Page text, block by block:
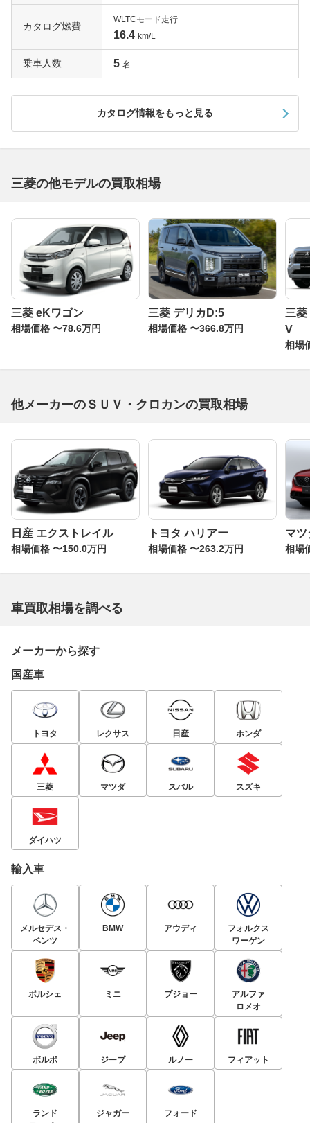
カタログ燃費
WLTCモード走行
16.4 km/L
乗車人数 5 名
カタログ情報をもっと見る
三菱の他モデルの買取相場
三菱 eKワゴン
相場価格 〜78.6万円
三菱 デリカD:5
相場価格 〜366.8万円
三
V
相場
他メーカーのＳＵＶ・クロカンの買取相場
日産 エクストレイル
相場価格 〜150.0万円
トヨタ ハリアー
相場価格 〜263.2万円
マツ
相場
車買取相場を調べる
メーカーから探す
国産車
トヨタ レクサス 日産 ホンダ
三菱 マツダ スバル スズキ
ダイハツ
輸入車
メルセデス・
ベンツ
BMW アウディ
フォルクス
ワーゲン
ポルシェ ミニ プジョー
アルファ
ロメオ
ボルボ ジープ ルノー フィアット
ランド
ジャガー フォード